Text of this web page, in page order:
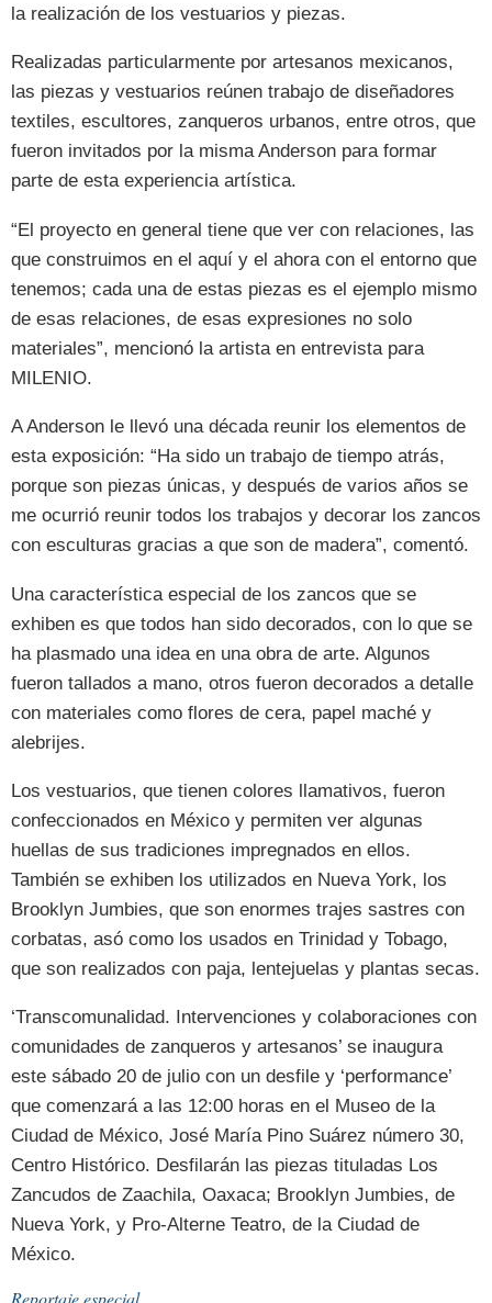
la realización de los vestuarios y piezas.
Realizadas particularmente por artesanos mexicanos,
las piezas y vestuarios reúnen trabajo de diseñadores
textiles, escultores, zanqueros urbanos, entre otros, que
fueron invitados por la misma Anderson para formar
parte de esta experiencia artística.
“El proyecto en general tiene que ver con relaciones, las
que construimos en el aquí y el ahora con el entorno que
tenemos; cada una de estas piezas es el ejemplo mismo
de esas relaciones, de esas expresiones no solo
materiales”, mencionó la artista en entrevista para
MILENIO.
A Anderson le llevó una década reunir los elementos de
esta exposición: “Ha sido un trabajo de tiempo atrás,
porque son piezas únicas, y después de varios años se
me ocurrió reunir todos los trabajos y decorar los zancos
con esculturas gracias a que son de madera”, comentó.
Una característica especial de los zancos que se
exhiben es que todos han sido decorados, con lo que se
ha plasmado una idea en una obra de arte. Algunos
fueron tallados a mano, otros fueron decorados a detalle
con materiales como flores de cera, papel maché y
alebrijes.
Los vestuarios, que tienen colores llamativos, fueron
confeccionados en México y permiten ver algunas
huellas de sus tradiciones impregnados en ellos.
También se exhiben los utilizados en Nueva York, los
Brooklyn Jumbies, que son enormes trajes sastres con
corbatas, asó como los usados en Trinidad y Tobago,
que son realizados con paja, lentejuelas y plantas secas.
‘Transcomunalidad. Intervenciones y colaboraciones con
comunidades de zanqueros y artesanos’ se inaugura
este sábado 20 de julio con un desfile y ‘performance’
que comenzará a las 12:00 horas en el Museo de la
Ciudad de México, José María Pino Suárez número 30,
Centro Histórico. Desfilarán las piezas tituladas Los
Zancudos de Zaachila, Oaxaca; Brooklyn Jumbies, de
Nueva York, y Pro-Alterne Teatro, de la Ciudad de
México.
Reportaje especial...